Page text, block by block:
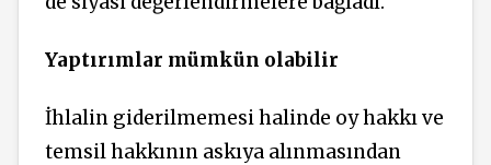
Yaptırımlar mümkün olabilir
İhlalin giderilmemesi halinde oy hakkı ve
temsil hakkının askıya alınmasından